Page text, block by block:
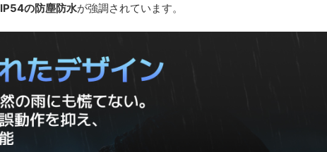
IP54の防塵防水が強調されています。